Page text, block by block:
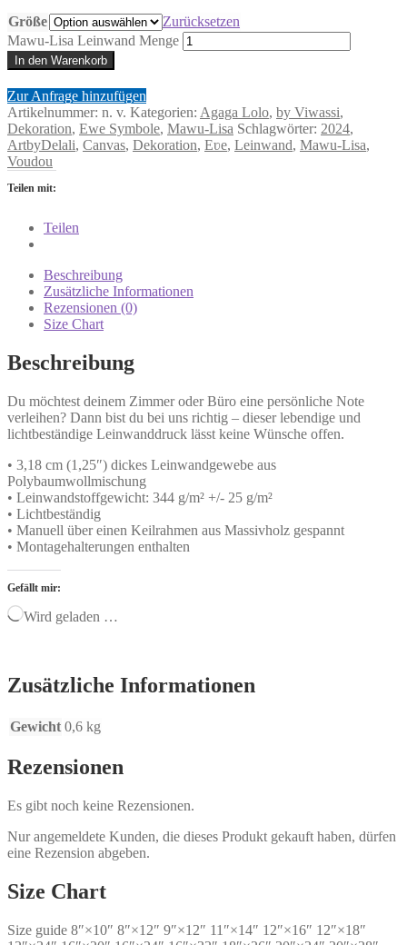
Größe
Zurücksetzen
Mawu-Lisa Leinwand Menge
In den Warenkorb
Zur Anfrage hinzufügen
Artikelnummer: n. v. Kategorien: Agaga Lolo, by Viwassi,
Dekoration, Ewe Symbole, Mawu-Lisa Schlagwörter: 2024,
ArtbyDelali, Canvas, Dekoration, Eʋe, Leinwand, Mawu-Lisa,
Voudou
Teilen mit:
Teilen
Beschreibung
Zusätzliche Informationen
Rezensionen (0)
Size Chart
Beschreibung
Du möchtest deinem Zimmer oder Büro eine persönliche Note
verleihen? Dann bist du bei uns richtig – dieser lebendige und
lichtbeständige Leinwanddruck lässt keine Wünsche offen.
• 3,18 cm (1,25″) dickes Leinwandgewebe aus
Polybaumwollmischung
• Leinwandstoffgewicht: 344 g/m² +/- 25 g/m²
• Lichtbeständig
• Manuell über einen Keilrahmen aus Massivholz gespannt
• Montagehalterungen enthalten
Gefällt mir:
Wird geladen …
Zusätzliche Informationen
Gewicht 0,6 kg
Rezensionen
Es gibt noch keine Rezensionen.
Nur angemeldete Kunden, die dieses Produkt gekauft haben, dürfen
eine Rezension abgeben.
Size Chart
Size guide 8″×10″ 8″×12″ 9″×12″ 11″×14″ 12″×16″ 12″×18″